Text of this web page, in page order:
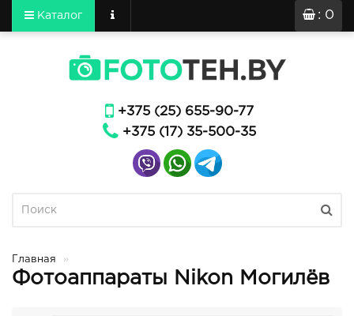
: 0
Каталог
+375 (25) 655-90-77
+375 (17) 35-500-35
Главная
Фотоаппараты Nikon Могилёв